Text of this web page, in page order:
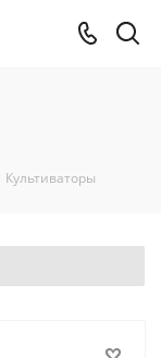
Культиваторы